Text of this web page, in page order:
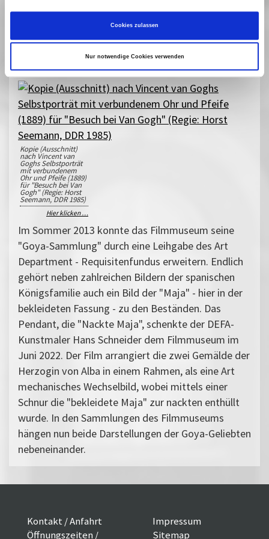
Cookies zulassen
Nur notwendige Cookies verwenden
Alfred Born, der Leiter der Werkstatt. Der Film
selbst reflektiert über das Verhältnis von Künstler
und Macht, und zeichnet Goyas Weg vom Hofmaler
Karls IV. zum patriotischen Künstler nach.
Kopie (Ausschnitt)
nach Vincent van
Goghs Selbstporträt
mit verbundenem
Ohr und Pfeife (1889)
für "Besuch bei Van
Gogh" (Regie: Horst
Seemann, DDR 1985)
Hier klicken …
Im Sommer 2013 konnte das Filmmuseum seine
"Goya-Sammlung" durch eine Leihgabe des Art
Department - Requisitenfundus erweitern. Endlich
gehört neben zahlreichen Bildern der spanischen
Königsfamilie auch ein Bild der "Maja" - hier in der
bekleideten Fassung - zu den Beständen. Das
Pendant, die "Nackte Maja", schenkte der DEFA-
Kunstmaler Hans Schneider dem Filmmuseum im
Juni 2022. Der Film arrangiert die zwei Gemälde der
Herzogin von Alba in einem Rahmen, als eine Art
mechanisches Wechselbild, wobei mittels einer
Schnur die "bekleidete Maja" zur nackten enthüllt
wurde. In den Sammlungen des Filmmuseums
hängen nun beide Darstellungen der Goya-Geliebten
nebeneinander.
Kontakt / Anfahrt
Öffnungszeiten /
Impressum
Sitemap